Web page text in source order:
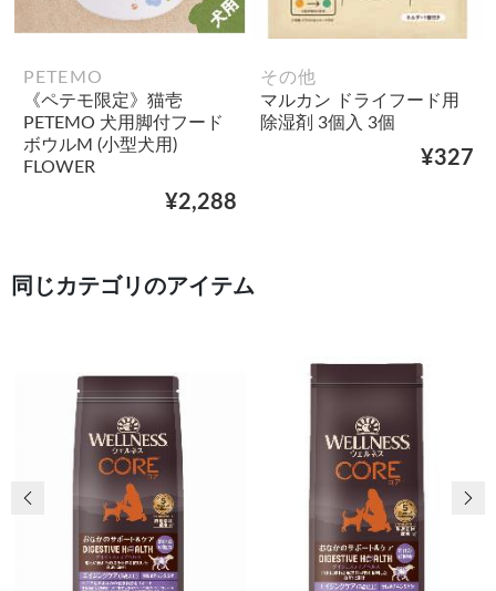
PETEMO
《ペテモ限定》猫壱
PETEMO 犬用脚付フード
ボウルM (小型犬用)
FLOWER
¥2,288
その他
マルカン ドライフード用
除湿剤 3個入 3個
¥327
同じカテゴリのアイテム
前の画像 次